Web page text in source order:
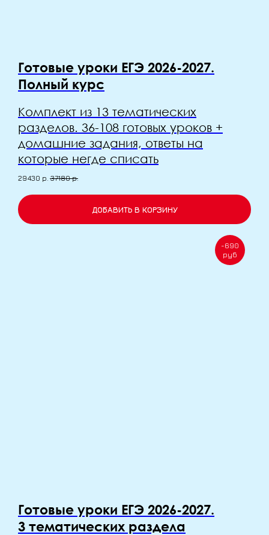
Готовые уроки ЕГЭ 2026-2027.
Полный курс
Комплект из 13 тематических
разделов. 36-108 готовых уроков +
домашние задания, ответы на
которые негде списать
29430 р. 37180 р.
ДОБАВИТЬ В КОРЗИНУ
-690
руб
Готовые уроки ЕГЭ 2026-2027.
3 тематических раздела